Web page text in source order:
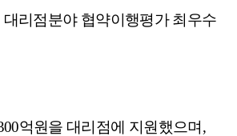
리점분야 협약이행평가 최우수
억원을 대리점에 지원했으며,